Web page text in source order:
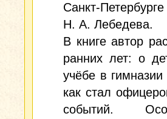
Н. А. Лебедева.
В книге автор
ранних лет: о
учёбе в
как стал
событий.